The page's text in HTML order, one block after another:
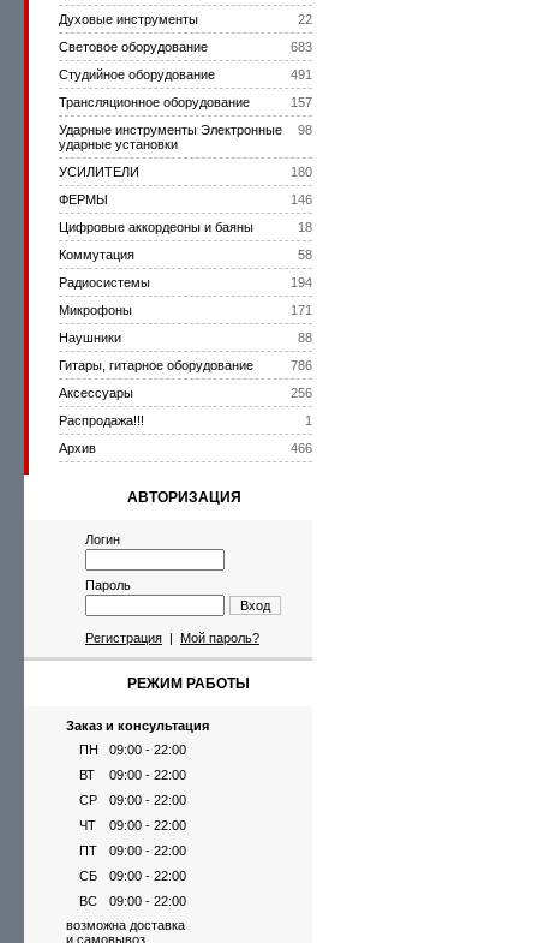
22
Духовые инструменты
683
Световое оборудование
491
Студийное оборудование
157
Трансляционное оборудование
98
Ударные инструменты Электронные
ударные установки
180
УСИЛИТЕЛИ
146
ФЕРМЫ
18
Цифровые аккордеоны и баяны
58
Коммутация
194
Радиосистемы
171
Микрофоны
88
Наушники
786
Гитары, гитарное оборудование
256
Аксессуары
1
Распродажа!!!
466
Архив
АВТОРИЗАЦИЯ
Логин
Пароль
Вход
Регистрация | Мой пароль?
РЕЖИМ РАБОТЫ
Заказ и консультация
ПН
09:00 - 22:00
ВТ
09:00 - 22:00
СР
09:00 - 22:00
ЧТ
09:00 - 22:00
ПТ
09:00 - 22:00
СБ
09:00 - 22:00
ВС
09:00 - 22:00
возможна доставка
и самовывоз